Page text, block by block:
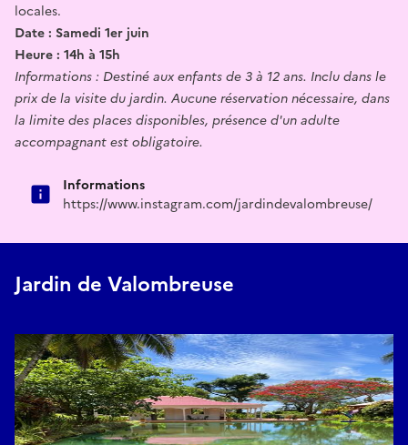
locales.
Date : Samedi 1er juin
Heure : 14h à 15h
Informations : Destiné aux enfants de 3 à 12 ans. Inclu dans le
prix de la visite du jardin. Aucune réservation nécessaire, dans
la limite des places disponibles, présence d'un adulte
accompagnant est obligatoire.
Informations
https://www.instagram.com/jardindevalombreuse/
Jardin de Valombreuse